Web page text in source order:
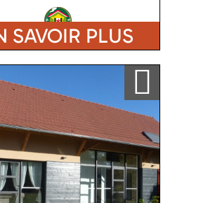
SAVOIR PLUS
Ajouter a ma sélection